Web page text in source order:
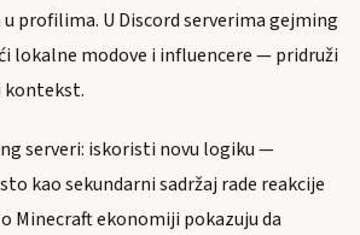
profilima. U Discord serverima gejming
lokalne modove i influencere — pridruži
kontekst.
serveri: iskoristi novu logiku —
kao sekundarni sadržaj rade reakcije
Minecraft ekonomiji pokazuju da